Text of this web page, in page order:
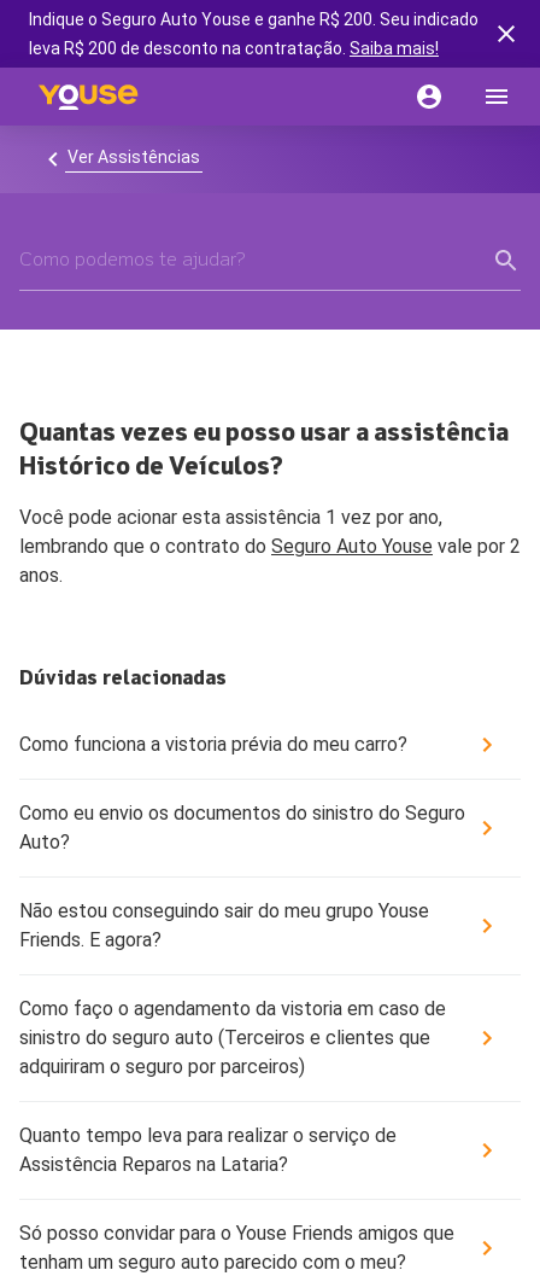
Indique o Seguro Auto Youse e ganhe R$ 200. Seu indicado
leva R$ 200 de desconto na contratação. Saiba mais!
Ver Assistências
Quantas vezes eu posso usar a assistência
Histórico de Veículos?
Você pode acionar esta assistência 1 vez por ano,
lembrando que o contrato do Seguro Auto Youse vale por 2
anos.
Dúvidas relacionadas
Como funciona a vistoria prévia do meu carro?
Como eu envio os documentos do sinistro do Seguro
Auto?
Não estou conseguindo sair do meu grupo Youse
Friends. E agora?
Como faço o agendamento da vistoria em caso de
sinistro do seguro auto (Terceiros e clientes que
adquiriram o seguro por parceiros)
Quanto tempo leva para realizar o serviço de
Assistência Reparos na Lataria?
Só posso convidar para o Youse Friends amigos que
tenham um seguro auto parecido com o meu?